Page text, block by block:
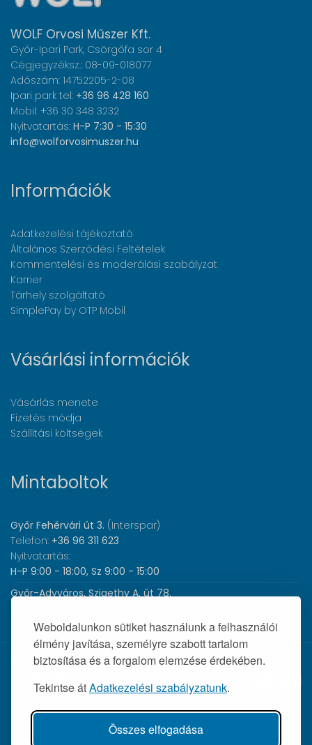
Weboldalunkon sütiket használunk a felhasználói
élmény javítása, személyre szabott tartalom
biztosítása és a forgalom elemzése érdekében.
Tekintse átAdatkezelési szabályzatunk.
Összes elfogadása
WOLF Orvosi Műszer Kft.
Győr-Ipari Park, Csörgőfa sor 4
Cégjegyzéksz.: 08-09-018077
Adószám: 14752205-2-08
Ipari park tel: +36 96 428 160
Mobil: +36 30 348 3232
Nyitvatartás: H-P 7:30 - 15:30
info@wolforvosimuszer.hu
Információk
Adatkezelési tájékoztató
Általános Szerződési Feltételek
Kommentelési és moderálási szabályzat
Karrier
Tárhely szolgáltató
SimplePay by OTP Mobil
Vásárlási információk
Vásárlás menete
Fizetés módja
Szállítási költségek
Mintaboltok
Győr Fehérvári út 3. (Interspar)
Telefon: +36 96 311 623
Nyitvatartás:
H-P 9:00 - 18:00, Sz 9:00 - 15:00
Győr-Adyváros, Szigethy A. út 78.
Telefon:
Nyitvatartás:H-P 8:00 - 17:00
© 2026 Wolf Orvosi Műszer Kft. |